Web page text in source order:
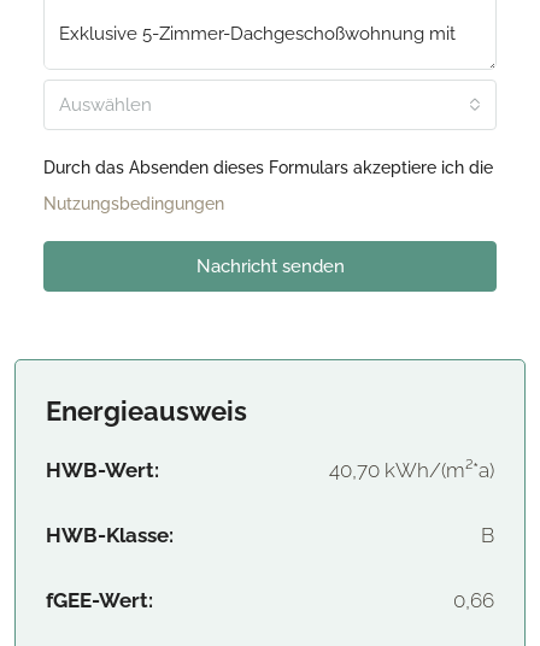
Auswählen
Durch das Absenden dieses Formulars akzeptiere ich die
Nutzungsbedingungen
Nachricht senden
Energieausweis
HWB-Wert: 40,70 kWh/(m²*a)
HWB-Klasse: B
fGEE-Wert: 0,66